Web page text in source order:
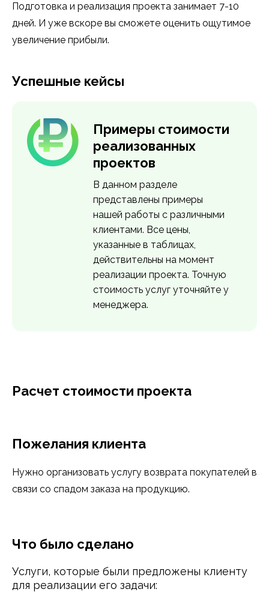
Подготовка и реализация проекта занимает 7-10
дней. И уже вскоре вы сможете оценить ощутимое
увеличение прибыли.
Успешные кейсы
Примеры стоимости
реализованных
проектов
В данном разделе
представлены примеры
нашей работы с различными
клиентами. Все цены,
указанные в таблицах,
действительны на момент
реализации проекта. Точную
стоимость услуг уточняйте у
менеджера.
Расчет стоимости проекта
Пожелания клиента
Нужно организовать услугу возврата покупателей в
связи со спадом заказа на продукцию.
Что было сделано
Услуги, которые были предложены клиенту
для реализации его задачи: